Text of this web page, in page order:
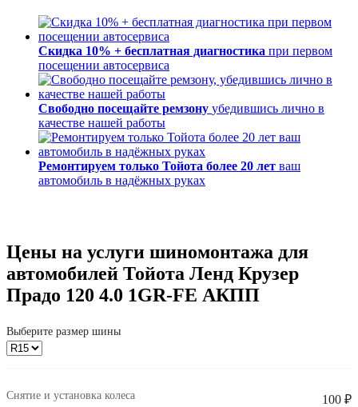
Скидка 10% + бесплатная диагностика при первом
посещении автосервиса
Свободно посещайте ремзону убедившись лично в
качестве нашей работы
Ремонтируем только Тойота более 20 лет ваш
автомобиль в надёжных руках
Цены на услуги шиномонтажа для
автомобилей Тойота Ленд Крузер
Прадо 120 4.0 1GR-FE АКПП
Выберите размер шины
Снятие и установка колеса 100 ₽